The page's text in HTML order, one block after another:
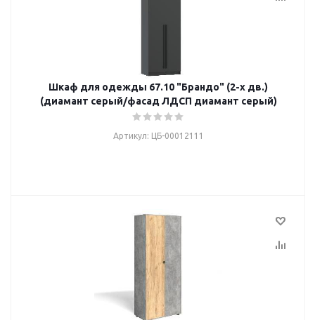
Шкаф для одежды 67.10 "Брандо" (2-х дв.)
(диамант серый/фасад ЛДСП диамант серый)
Артикул: ЦБ-00012111